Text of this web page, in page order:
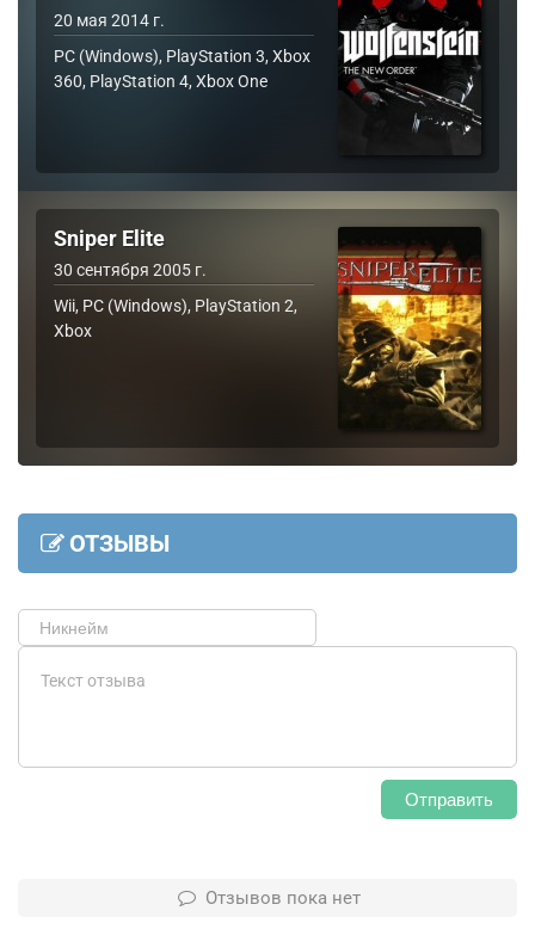
20 мая 2014 г.
PC (Windows), PlayStation 3, Xbox
360, PlayStation 4, Xbox One
Sniper Elite
30 сентября 2005 г.
Wii, PC (Windows), PlayStation 2,
Xbox
ОТЗЫВЫ
Отправить
Отзывов пока нет